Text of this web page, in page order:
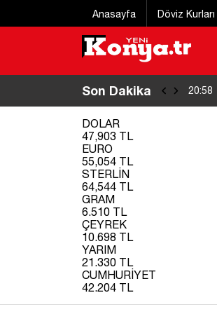
Anasayfa Döviz Kurları
Son Dakika 20:16
DOLAR
47,903 TL
EURO
55,054 TL
STERLİN
64,544 TL
GRAM
6.510 TL
ÇEYREK
10.698 TL
YARIM
21.330 TL
CUMHURİYET
42.204 TL